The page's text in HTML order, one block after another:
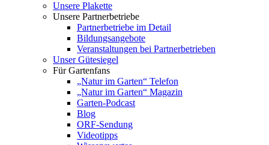
Unsere Plakette
Unsere Partnerbetriebe
Partnerbetriebe im Detail
Bildungsangebote
Veranstaltungen bei Partnerbetrieben
Unser Gütesiegel
Für Gartenfans
„Natur im Garten“ Telefon
„Natur im Garten“ Magazin
Garten-Podcast
Blog
ORF-Sendung
Videotipps